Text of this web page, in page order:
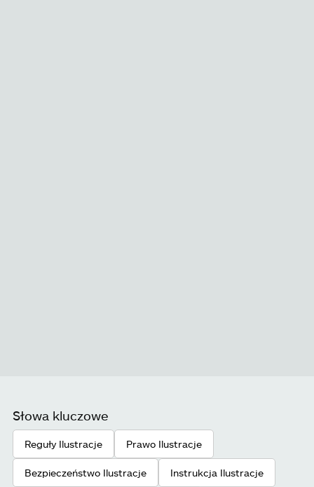
Słowa kluczowe
Reguły Ilustracje Prawo Ilustracje
Bezpieczeństwo Ilustracje Instrukcja Ilustracje